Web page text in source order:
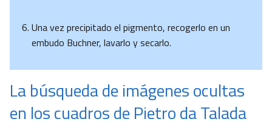
Una vez precipitado el pigmento, recogerlo en un
embudo Buchner, lavarlo y secarlo.
La búsqueda de imágenes ocultas
en los cuadros de Pietro da Talada